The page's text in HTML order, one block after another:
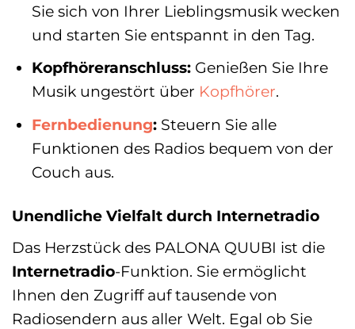
Sie sich von Ihrer Lieblingsmusik wecken
und starten Sie entspannt in den Tag.
Kopfhöreranschluss:Genießen Sie Ihre
Musik ungestört über Kopfhörer.
Fernbedienung:Steuern Sie alle
Funktionen des Radios bequem von der
Couch aus.
Unendliche Vielfalt durch Internetradio
Das Herzstück des PALONA QUUBI ist die
Internetradio-Funktion. Sie ermöglicht
Ihnen den Zugriff auf tausende von
Radiosendern aus aller Welt. Egal ob Sie